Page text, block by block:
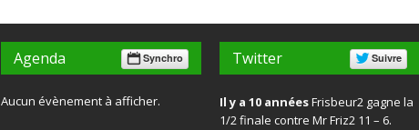
Agenda Synchro
Aucun évènement à afficher.
Twitter Suivre
Il y a 10 annéesFrisbeur2 gagne la
1/2 finale contre Mr Friz2 11 – 6.